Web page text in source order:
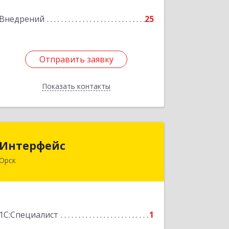
Внедрений 25
Отправить заявку
Показать контакты
Подробнее
Отправить заявку
Назад
Интерфейс
1С:Специалист 1